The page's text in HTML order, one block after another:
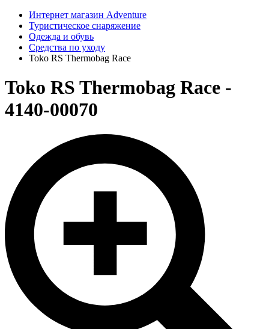
Интернет магазин Adventure
Туристическое снаряжение
Одежда и обувь
Средства по уходу
Toko RS Thermobag Race
Toko RS Thermobag Race -
4140-00070